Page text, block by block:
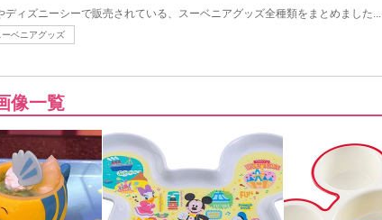
ィズニーシーで販売されている、スーベニアグッズ全種類をまとめました...
ーベニアグッズ
像一覧